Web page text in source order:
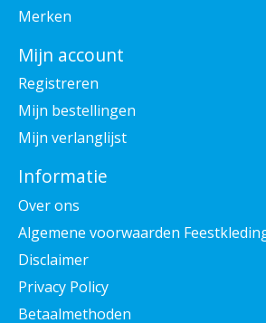
Merken
Mijn account
Registreren
Mijn bestellingen
Mijn verlanglijst
Informatie
Over ons
Algemene voorwaarden
Disclaimer
Privacy Policy
Betaalmethoden